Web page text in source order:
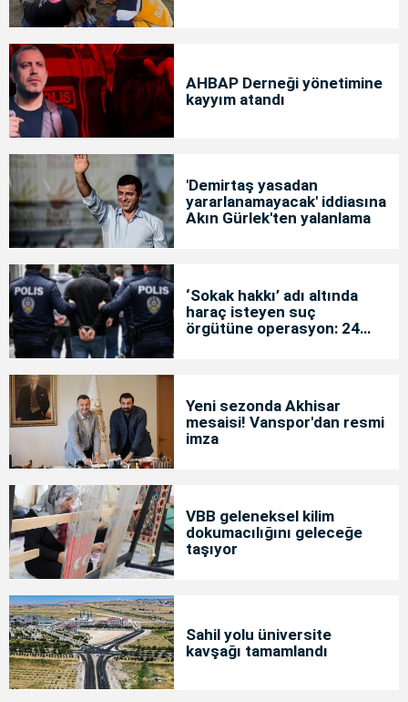
AHBAP Derneği yönetimine
kayyım atandı
'Demirtaş yasadan
yararlanamayacak' iddiasına
Akın Gürlek'ten yalanlama
‘Sokak hakkı’ adı altında
haraç isteyen suç
örgütüne operasyon: 24
Yeni sezonda Akhisar
mesaisi! Vanspor'dan resmi
imza
VBB geleneksel kilim
dokumacılığını geleceğe
taşıyor
Sahil yolu üniversite
kavşağı tamamlandı